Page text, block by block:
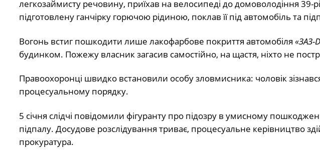
легкозаймисту речовину, приїхав на велосипеді до домоволодіння 39-
підготовлену ганчірку горючою рідиною, поклав її під автомобіль та
Вогонь встиг пошкодити лише лакофарбове покриття автомобіля «ЗАЗ-
будинком. Пожежу власник загасив самостійно, на щастя, ніхто не
Правоохоронці швидко встановили особу зловмисника: чоловік
процесуальному порядку.
5 січня слідчі повідомили фігуранту про підозру в умисному
підпалу. Досудове розслідування триває, процесуальне керівництво
прокуратура.